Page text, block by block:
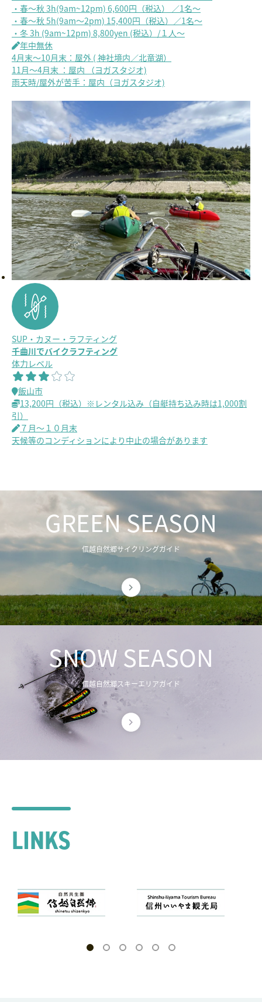
・春～秋 3h(9am~12pm) 6,600円（税込） ／1名～
・春～秋 5h(9am～2pm) 15,400円（税込）／1名～
・冬 3h (9am~12pm) 8,800yen (税込）/１人～
年中無休
4月末～10月末：屋外 ( 神社境内／北竜湖）
11月～4月末 ：屋内 （ヨガスタジオ)
雨天時/屋外が苦手：屋内（ヨガスタジオ)
SUP・カヌー・ラフティング
千曲川でバイクラフティング
体力レベル
飯山市
13,200円（税込）※レンタル込み（自艇持ち込み時は1,000割
引）
７月～１０月末
天候等のコンディションにより中止の場合があります
GREEN SEASON
信越自然郷サイクリングガイド
SNOW SEASON
信越自然郷スキーエリアガイド
LINKS